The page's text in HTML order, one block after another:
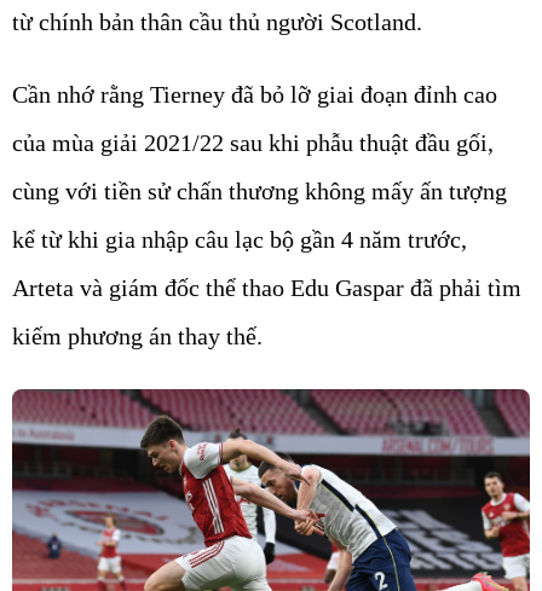
từ chính bản thân cầu thủ người Scotland.
Cần nhớ rằng Tierney đã bỏ lỡ giai đoạn đỉnh cao
của mùa giải 2021/22 sau khi phẫu thuật đầu gối,
cùng với tiền sử chấn thương không mấy ấn tượng
kể từ khi gia nhập câu lạc bộ gần 4 năm trước,
Arteta và giám đốc thể thao Edu Gaspar đã phải tìm
kiếm phương án thay thế.